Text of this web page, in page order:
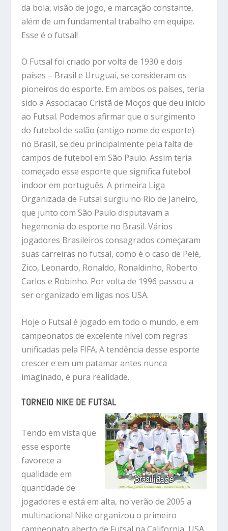
da bola, visão de jogo, e marcação constante,
além de um fundamental trabalho em equipe.
Esse é o futsal!
O Futsal foi criado por volta de 1930 e dois
países – Brasil e Uruguai, se consideram os
pioneiros do esporte. Em ambos os países, teria
sido a Associacao Cristã de Moços que deu ínicio
ao Futsal. Podemos afirmar que o surgimento
do futebol de salão (antigo nome do esporte)
no Brasil, se deu principalmente pela falta de
campos de futebol em São Paulo. Assim teria
começado esse esporte que significa futebol
indoor em português. A primeira Liga
Organizada de Futsal surgiu no Rio de Janeiro,
que junto com São Paulo disputavam a
hegemonia do esporte no Brasil. Vários
jogadores Brasileiros consagrados começaram
suas carreiras no futsal, como é o caso de Pelé,
Zico, Leonardo, Ronaldo, Ronaldinho, Roberto
Carlos e Robinho. Por volta de 1996 passou a
ser organizado em ligas nos USA.
Hoje o Futsal é jogado em todo o mundo, e em
campeonatos de excelente nível com regras
unificadas pela FIFA. A tendência desse esporte
crescer e em um patamar antes nunca
imaginado, é pura realidade.
TORNEIO NIKE DE FUTSAL
Tendo em vista que
esse esporte
favorece a
qualidade em
quantidade de
jogadores e está em alta, no verão de 2005 a
multinacional Nike organizou o primeiro